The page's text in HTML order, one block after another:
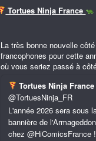
Tortues Ninja France
La très bonne nouvelle
francophones pour cette
où vous seriez passé à
Tortues Ninja France
@TortuesNinja_FR
L'année 2026 sera sous
bannière de
chez @HiComicsFrance !